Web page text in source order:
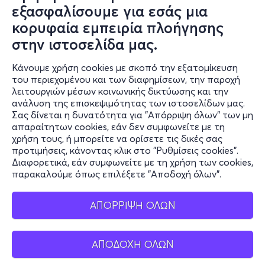
εξασφαλίσουμε για εσάς μια
κορυφαία εμπειρία πλοήγησης
στην ιστοσελίδα μας.
Κάνουμε χρήση cookies με σκοπό την εξατομίκευση
του περιεχομένου και των διαφημίσεων, την παροχή
λειτουργιών μέσων κοινωνικής δικτύωσης και την
ανάλυση της επισκεψιμότητας των ιστοσελίδων μας.
Σας δίνεται η δυνατότητα για "Απόρριψη όλων" των μη
απαραίτητων cookies, εάν δεν συμφωνείτε με τη
χρήση τους, ή μπορείτε να ορίσετε τις δικές σας
προτιμήσεις, κάνοντας κλικ στο "Ρυθμίσεις cookies".
Διαφορετικά, εάν συμφωνείτε με τη χρήση των cookies,
παρακαλούμε όπως επιλέξετε "Αποδοχή όλων".
ΑΠΟΡΡΙΨΗ ΟΛΩΝ
ΑΠΟΔΟΧΗ ΟΛΩΝ
Συχνές ερωτήσεις και
επικοινωνία
Ο online κόσμος μας
Public GR
Public CY
Publicbusiness.gr
Public + home
Book Friends
Public Blog
Η Spotify Λίστα μας